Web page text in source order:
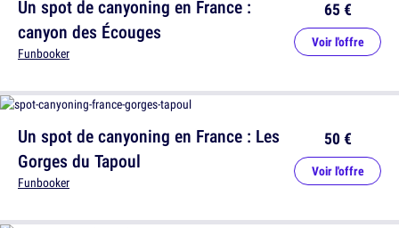
Un spot de canyoning en France : Les
Gorges du Tapoul
Funbooker
50 €
Voir l'offre
Un spot de canyoning en France :
canyon des Écouges
Funbooker
65 €
Voir l'offre